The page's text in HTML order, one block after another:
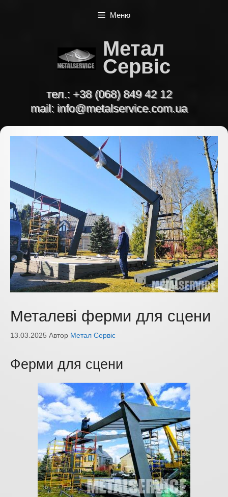
Меню
Метал
Сервіс
тел.: +38 (068) 849 42 12
mail: info@metalservice.com.ua
Металеві ферми для сцени
13.03.2025 Автор Метал Сервіс
Ферми для сцени